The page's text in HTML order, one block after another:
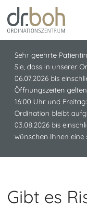
Z
u
e
Sehr geehrte
Sie, dass in unserer
06.07.2026 bis
Öffnungszeiten
16:00 Uhr und
Ordination bleibt
03.08.2026 bis
wünschen Ihnen eine
Gibt es